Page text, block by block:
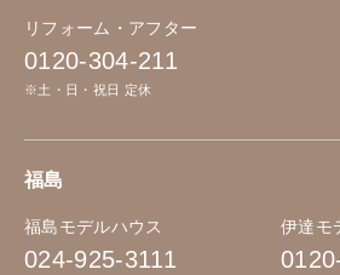
リフォーム・アフター
0120-304-211
※土・日・祝日 定休
福島
福島モデルハウス
024-925-3111
伊達モ